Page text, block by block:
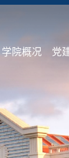
学院概况 党